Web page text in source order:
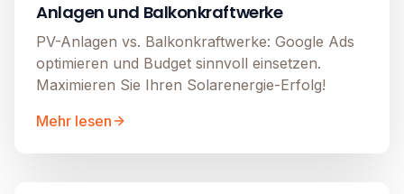
Anlagen und Balkonkraftwerke
PV-Anlagen vs. Balkonkraftwerke: Google Ads
optimieren und Budget sinnvoll einsetzen.
Maximieren Sie Ihren Solarenergie-Erfolg!
Mehr lesen